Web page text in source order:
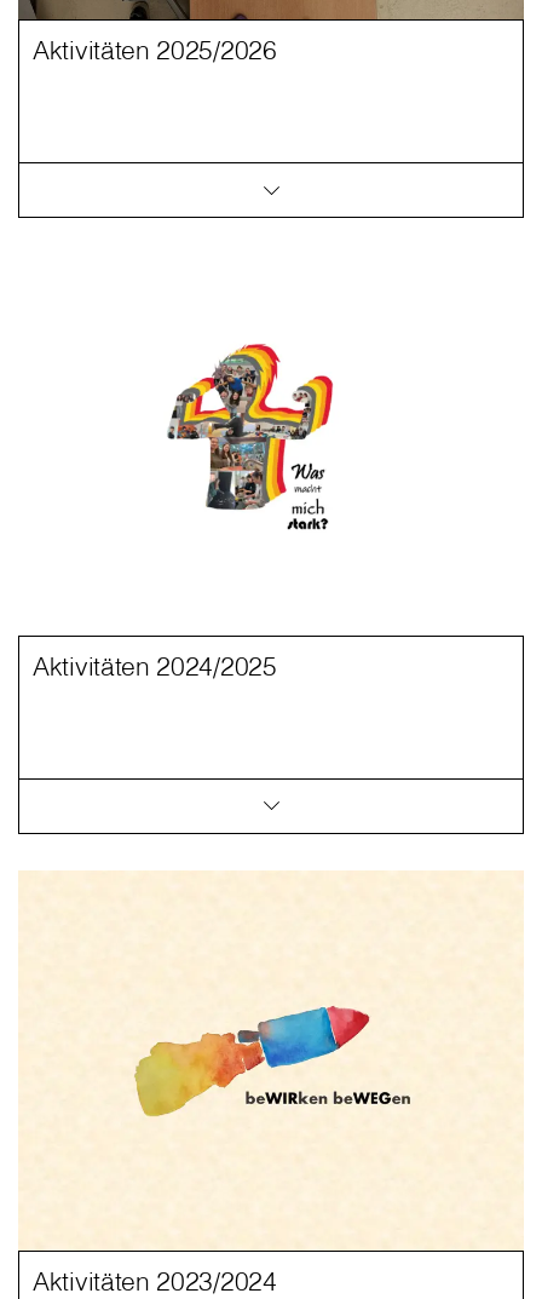
Aktivitäten 2025/2026
Aktivitäten 2024/2025
Aktivitäten 2023/2024